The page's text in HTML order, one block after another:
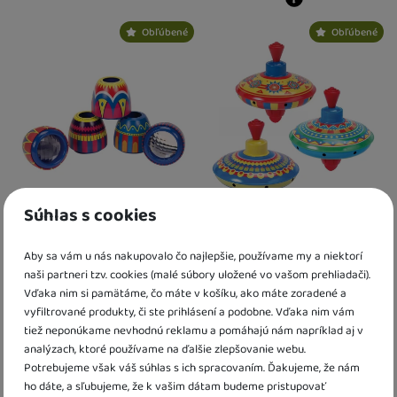
Súhlas s cookies
Aby sa vám u nás nakupovalo čo najlepšie, používame my a niektorí
naši partneri tzv. cookies (malé súbory uložené vo vašom prehliadači).
Vďaka nim si pamätáme, čo máte v košíku, ako máte zoradené a
vyfiltrované produkty, či ste prihlásení a podobne. Vďaka nim vám
tiež neponúkame nevhodnú reklamu a pomáhajú nám napríklad aj v
analýzach, ktoré používame na ďalšie zlepšovanie webu.
Potrebujeme však váš súhlas s ich spracovaním. Ďakujeme, že nám
ho dáte, a sľubujeme, že k vašim dátam budeme pristupovať
Osobný odber vo výdajnom mieste
17. 8.
Kdy zboží dostanete?
Osobný odber vo
U Vás doma12. 8.
3 a více ks:Osobný odber vo
U Vás doma18. 8.
Obľúbené
4,80€
K dispozícii
Kdy zboží dostanete?
Osobný odber vo výdajnom mieste14. 8.
U Vás doma17. 8.
Obľúbené
10,40€
K dispozícii
Kdy zboží dostanete?
Osobný odber vo výdajnom mieste
U Vás doma17. 8.
Obľúbené Obľúbené